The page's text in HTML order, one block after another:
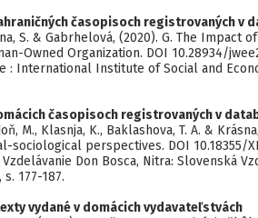
časopisoch registrovaných v
S. & Gabrhelová, (2020). G. The Impact
Owned Organization. DOI 10.28934/
: International Institute of Social and
časopisoch registrovaných v
M., Klasnja, K., Baklashova, T. A. &
perspectives. DOI 10.18355/
Don Bosca, Nitra: Slovenská
s. 177-187.
vydané v domácich vydavateľstvách